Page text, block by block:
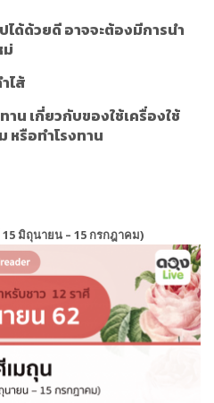
ได้ด้วยดี อาจจะต้องมีการนำ
ม่
ไส้
าน เกี่ยวกับของใช้เครื่องใช้
รือทำโรงทาน
มิถุนายน – 15 กรกฎาคม)